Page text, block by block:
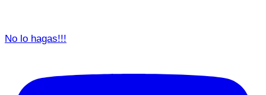
No lo hagas!!!